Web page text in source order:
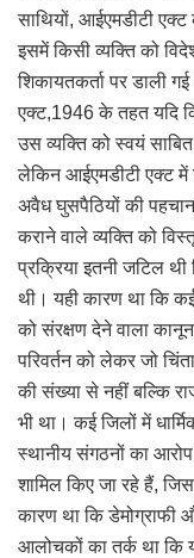
साथियों, आईएमडीटी
इसमें किसी व्यक्ति को
शिकायतकर्ता पर डाली
एक्ट,1946 के तहत यदि
उस व्यक्ति को स्वयं
लेकिन आईएमडीटी एक्ट
अवैध घुसपैठियों की
कराने वाले व्यक्ति को
प्रक्रिया इतनी जटिल थी
थी। यही कारण था कि
को संरक्षण देने वाला
परिवर्तन को लेकर जो
की संख्या से नहीं बल्कि
भी था। कई जिलों में
स्थानीय संगठनों का
शामिल किए जा रहे हैं,
कारण था कि डेमोग्राफी
आलोचकों का तर्क था कि